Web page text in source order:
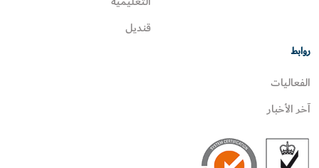
قنديل
روابط
الفعاليات
آخر الأخبار